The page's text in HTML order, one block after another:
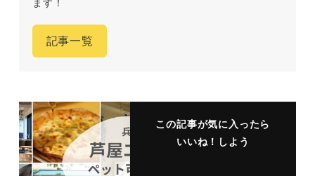
記事一覧
この記事が気に入ったら
いいね！しよう